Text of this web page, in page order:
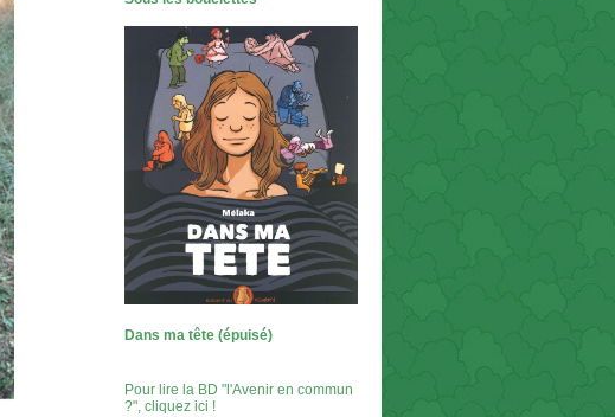
Dans ma tête (épuisé)
Pour lire la BD "l'Avenir en commun
?", cliquez ici !